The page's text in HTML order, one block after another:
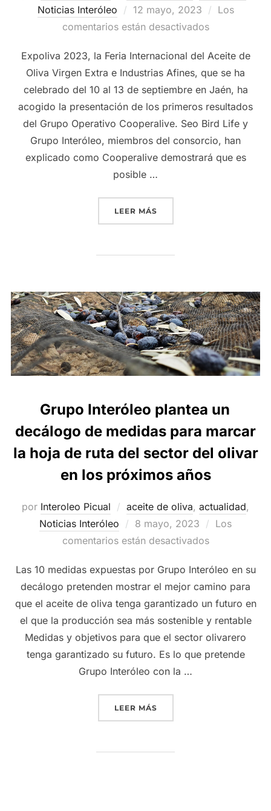
Noticias Interóleo
Publicado
el
12 mayo, 2023
Los
comentarios están desactivados
Expoliva 2023, la Feria Internacional del Aceite de
Oliva Virgen Extra e Industrias Afines, que se ha
celebrado del 10 al 13 de septiembre en Jaén, ha
acogido la presentación de los primeros resultados
del Grupo Operativo Cooperalive. Seo Bird Life y
Grupo Interóleo, miembros del consorcio, han
explicado como Cooperalive demostrará que es
posible …
LEER MÁS«GRUPO INTERÓLEO
Grupo Interóleo plantea un
decálogo de medidas para marcar
la hoja de ruta del sector del olivar
en los próximos años
por Interoleo Picual aceite de oliva, actualidad,
Noticias Interóleo
Publicado
el
8 mayo, 2023
Los
comentarios están desactivados
Las 10 medidas expuestas por Grupo Interóleo en su
decálogo pretenden mostrar el mejor camino para
que el aceite de oliva tenga garantizado un futuro en
el que la producción sea más sostenible y rentable
Medidas y objetivos para que el sector olivarero
tenga garantizado su futuro. Es lo que pretende
Grupo Interóleo con la …
LEER MÁS«GRUPO INTERÓLEO